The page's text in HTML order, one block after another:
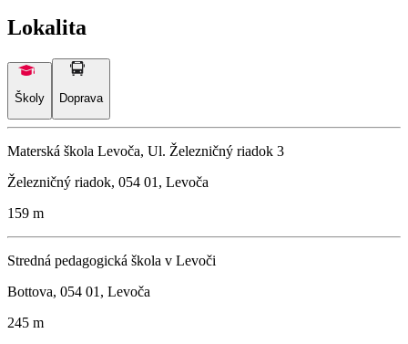
Lokalita
Školy Doprava
Materská škola Levoča, Ul. Železničný riadok 3
Železničný riadok, 054 01, Levoča
159 m
Stredná pedagogická škola v Levoči
Bottova, 054 01, Levoča
245 m